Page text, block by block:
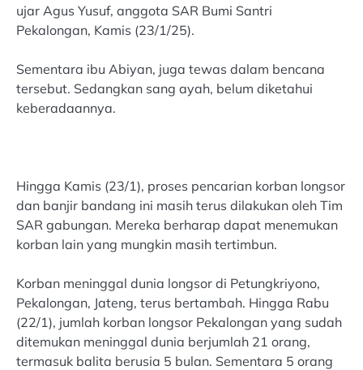
ujar Agus Yusuf, anggota SAR Bumi Santri
Pekalongan, Kamis (23/1/25).
Sementara ibu Abiyan, juga tewas dalam bencana
tersebut. Sedangkan sang ayah, belum diketahui
keberadaannya.
Hingga Kamis (23/1), proses pencarian korban longsor
dan banjir bandang ini masih terus dilakukan oleh Tim
SAR gabungan. Mereka berharap dapat menemukan
korban lain yang mungkin masih tertimbun.
Korban meninggal dunia longsor di Petungkriyono,
Pekalongan, Jateng, terus bertambah. Hingga Rabu
(22/1), jumlah korban longsor Pekalongan yang sudah
ditemukan meninggal dunia berjumlah 21 orang,
termasuk balita berusia 5 bulan. Sementara 5 orang